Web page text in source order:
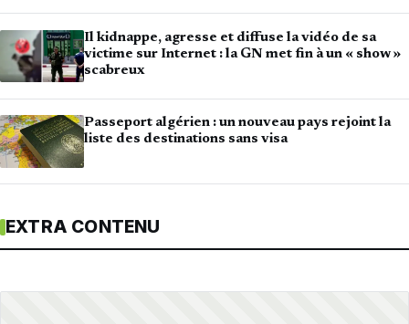
Il kidnappe, agresse et diffuse la vidéo de sa
victime sur Internet : la GN met fin à un « show »
scabreux
Passeport algérien : un nouveau pays rejoint la
liste des destinations sans visa
EXTRA CONTENU